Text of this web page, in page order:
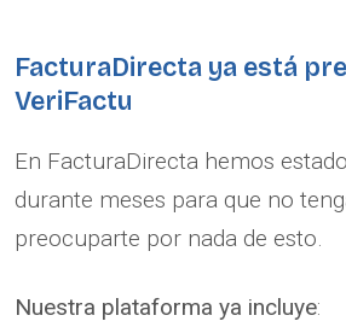
FacturaDirecta ya está
VeriFactu
En FacturaDirecta hemos
durante meses para que no
preocuparte por nada de esto.
Nuestra plataforma ya incluye: